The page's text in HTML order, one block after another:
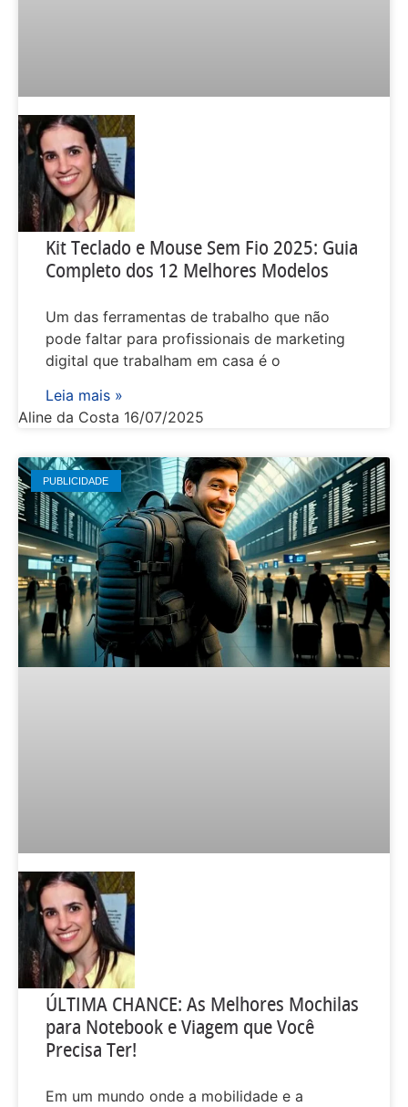
Kit Teclado e Mouse Sem Fio 2025: Guia
Completo dos 12 Melhores Modelos
Um das ferramentas de trabalho que não
pode faltar para profissionais de marketing
digital que trabalham em casa é o
Leia mais »
Aline da Costa 16/07/2025
PUBLICIDADE
ÚLTIMA CHANCE: As Melhores Mochilas
para Notebook e Viagem que Você
Precisa Ter!
Em um mundo onde a mobilidade e a